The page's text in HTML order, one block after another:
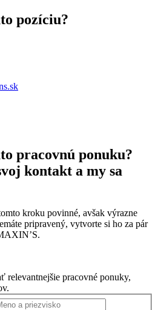
pozíciu?
pracovnú ponuku?
kontakt a my sa
kroku povinné, avšak výrazne
pripravený, vytvorte si ho za pár
relevantnejšie pracovné ponuky,